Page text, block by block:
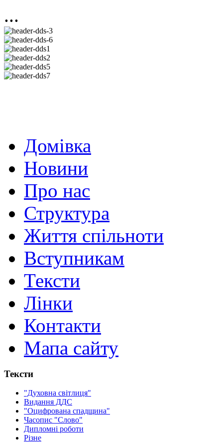
...
Домівка
Новини
Про нас
Структура
Життя спільноти
Вступникам
Тексти
Лінки
Контакти
Мапа сайту
Тексти
"Духовна світлиця"
Видання ДДС
"Оцифрована спадщина"
Часопис "Слово"
Дипломні роботи
Різне